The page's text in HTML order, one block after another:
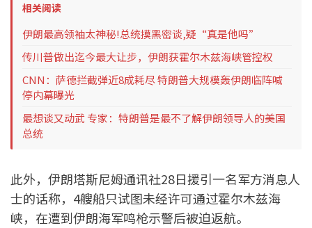
相关阅读
伊朗最高领袖太神秘!总统摸黑密谈,疑“真是他吗”
传川普做出迄今最大让步，伊朗获霍尔木兹海峡管控权
CNN：萨德拦截弹近8成耗尽 特朗普大规模轰伊朗临阵喊
停内幕曝光
最想谈又动武 专家：特朗普是最不了解伊朗领导人的美国
总统
此外，伊朗塔斯尼姆通讯社28日援引一名军方消息人
士的话称，4艘船只试图未经许可通过霍尔木兹海
峡，在遭到伊朗海军鸣枪示警后被迫返航。